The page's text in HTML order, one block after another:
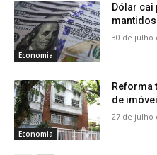
Economia
Dólar cai
mantidos
30 de julho
Economia
Reforma
de
27 de julho